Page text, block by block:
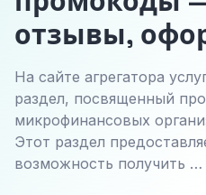
отзывы,
На сайте агрегатора
раздел, посвященный
микрофинансовых
Этот раздел
возможность получить …